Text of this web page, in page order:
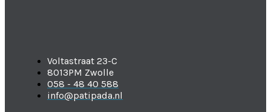
Voltastraat 23-C
8013PM Zwolle
058 - 48 40 588
info@patipada.nl